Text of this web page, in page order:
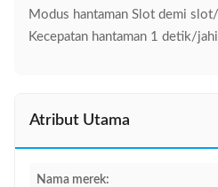
Modus hantaman Slot demi
Kecepatan hantaman 1 detik/
Atribut Utama
Nama merek: